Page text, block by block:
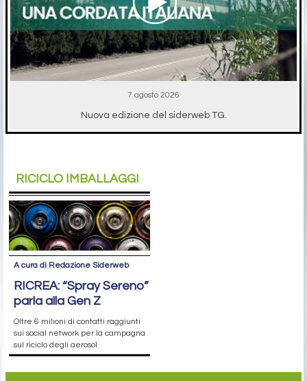
7 agosto 2026
Nuova edizione del siderweb TG.
RICICLO IMBALLAGGI
A cura di Redazione Siderweb
RICREA: “Spray Sereno”
parla alla Gen Z
Oltre 6 milioni di contatti raggiunti
sui social network per la campagna
sul riciclo degli aerosol